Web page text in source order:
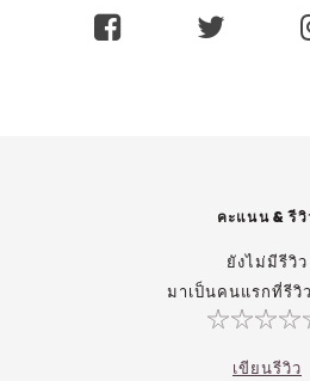
คะแนน & รีวิ
ยังไม่มีรีวิว
มาเป็นคนแรกที่รีวิ
เขียนรีวิว